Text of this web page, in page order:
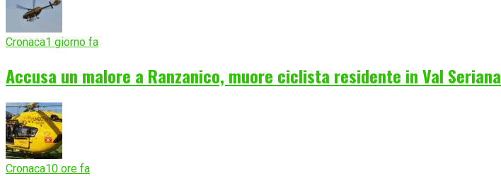
Cronaca1 giorno fa
Accusa un malore a Ranzanico, muore ciclista residente in Val Seriana
Cronaca10 ore fa